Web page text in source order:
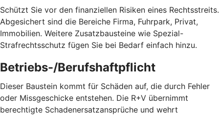
Schützt Sie vor den finanziellen Risiken eines Rechtsstreits.
Abgesichert sind die Bereiche Firma, Fuhrpark, Privat,
Immobilien. Weitere Zusatzbausteine wie Spezial-
Strafrechtsschutz fügen Sie bei Bedarf einfach hinzu.
Betriebs-/Berufshaftpflicht
Dieser Baustein kommt für Schäden auf, die durch Fehler
oder Missgeschicke entstehen. Die R+V übernimmt
berechtigte Schadenersatzansprüche und wehrt